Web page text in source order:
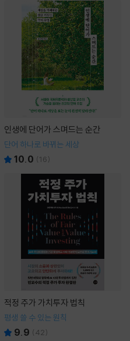
인생에 단어가 스며드는 순간
단어 하나로 바뀌는 세상
10.0 (16)
적정 주가 가치투자 법칙
평생 쓸 수 있는 원칙
9.9 (42)